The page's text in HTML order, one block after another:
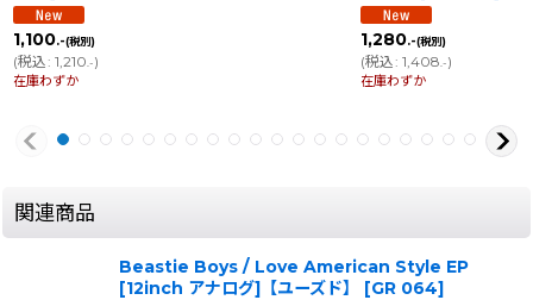
1,100.-(税別)
(税込: 1,210 .-)
在庫わずか
1,280.-(税別)
(税込: 1,408 .-)
在庫わずか
関連商品
Beastie Boys / Love American Style EP
[12inch アナログ]【ユーズド】
[GR 064]